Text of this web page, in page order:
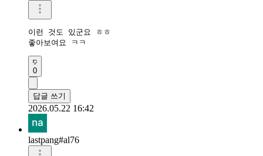
이런 것도 있군요 ㅎㅎ
좋아보여요 ㅋㅋ
0
답글 쓰기
2026.05.22 16:42
lastpang#al76